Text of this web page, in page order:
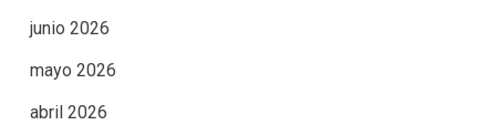
junio 2026
mayo 2026
abril 2026